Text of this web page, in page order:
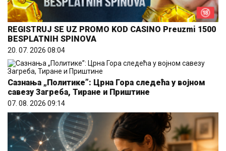
REGISTRUJ SE UZ PROMO KOD CASINO Preuzmi 1500
BESPLATNIH SPINOVA
20. 07. 2026 08:04
Сазнања „Политике”: Црна Гора следећа у војном
савезу Загреба, Тиране и Приштине
07. 08. 2026 09:14